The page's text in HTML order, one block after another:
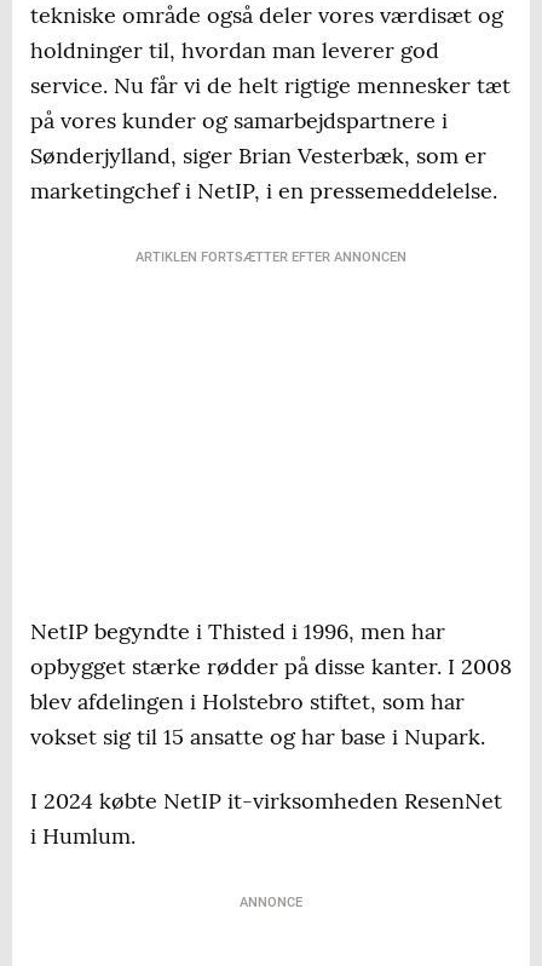
tekniske område også deler vores værdisæt og
holdninger til, hvordan man leverer god
service. Nu får vi de helt rigtige mennesker tæt
på vores kunder og samarbejdspartnere i
Sønderjylland, siger Brian Vesterbæk, som er
marketingchef i NetIP, i en pressemeddelelse.
ARTIKLEN FORTSÆTTER EFTER ANNONCEN
NetIP begyndte i Thisted i 1996, men har
opbygget stærke rødder på disse kanter. I 2008
blev afdelingen i Holstebro stiftet, som har
vokset sig til 15 ansatte og har base i Nupark.
I 2024 købte NetIP it-virksomheden ResenNet
i Humlum.
ANNONCE